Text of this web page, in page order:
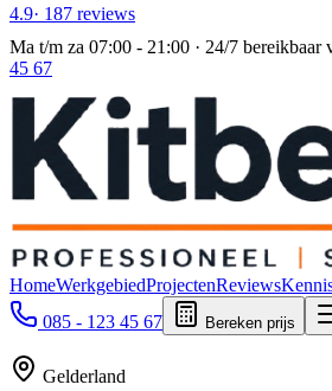
4.9· 187 reviews
Ma t/m za 07:00 - 21:00 · 24/7 bereikbaar
45 67
HomeWerkgebiedProjectenReviews
085 - 123 45 67
Bereken prijs
Gelderland